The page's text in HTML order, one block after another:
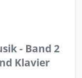
- Band 2
Klavier